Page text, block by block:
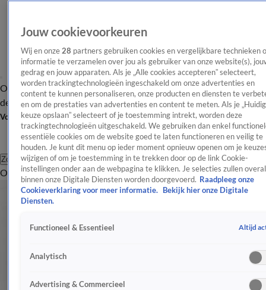
OverzichtAfleveringen Entertainment TV Algemeen
Tip
de redactieNieuwsbrief
Volg Shownieuws
Zoeken
OverzichtEntertainmentSpraakmakendRealityCrimeVideo's
Jouw cookievoorkeuren
Wij en onze 28 partners gebruiken cookies en vergelijkbare technieken
informatie te verzamelen over jou als gebruiker van onze website(s),
gedrag en jouw apparaten. Als je „Alle cookies accepteren” selecteert,
worden trackingtechnologieën ingeschakeld om onze advertenties en
content te kunnen personaliseren, onze producten en diensten te
en om de prestaties van advertenties en content te meten. Als je
keuze opslaan” selecteert of je toestemming intrekt, worden deze
trackingtechnologieën uitgeschakeld. We gebruiken dan enkel
essentiële cookies om de website goed te laten functioneren en veilig te
houden. Je kunt dit menu op ieder moment opnieuw openen om je
wijzigen of om je toestemming in te trekken door op de link Cookie-
instellingen onder aan de webpagina te klikken. Je selecties zullen overal
binnen onze Digitale Diensten worden doorgevoerd. Raadpleeg onze
Cookieverklaring voor meer informatie.
Bekijk hier onze Digitale
Diensten.
Functioneel & Essentieel Altijd
Analytisch
Advertising & Commercieel